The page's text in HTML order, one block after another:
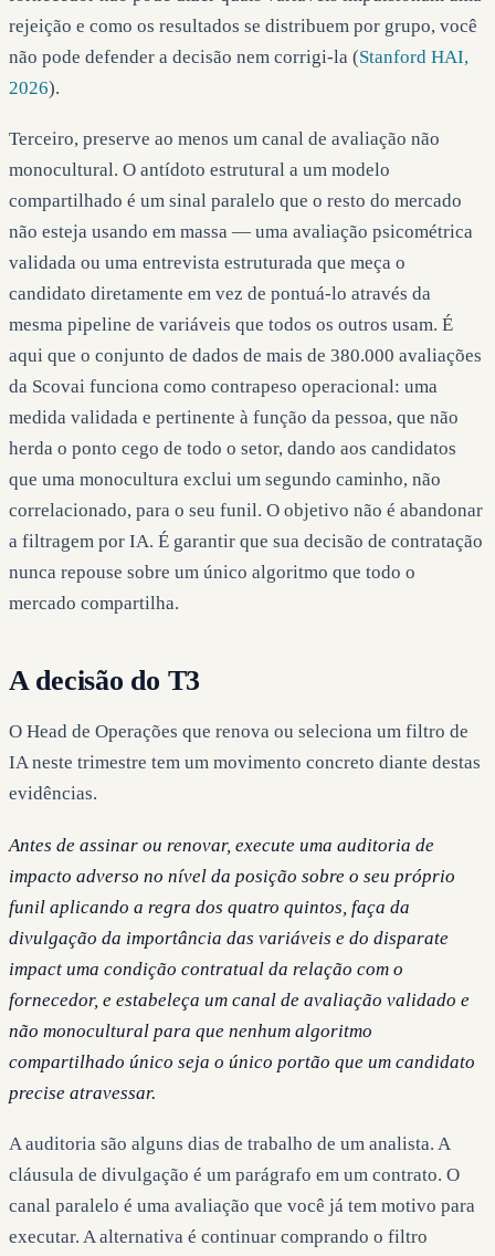
rejeição e como os resultados se distribuem por grupo, você
não pode defender a decisão nem corrigi-la (Stanford HAI,
2026).
Terceiro, preserve ao menos um canal de avaliação não
monocultural. O antídoto estrutural a um modelo
compartilhado é um sinal paralelo que o resto do mercado
não esteja usando em massa — uma avaliação psicométrica
validada ou uma entrevista estruturada que meça o
candidato diretamente em vez de pontuá-lo através da
mesma pipeline de variáveis que todos os outros usam. É
aqui que o conjunto de dados de mais de 380.000 avaliações
da Scovai funciona como contrapeso operacional: uma
medida validada e pertinente à função da pessoa, que não
herda o ponto cego de todo o setor, dando aos candidatos
que uma monocultura exclui um segundo caminho, não
correlacionado, para o seu funil. O objetivo não é abandonar
a filtragem por IA. É garantir que sua decisão de contratação
nunca repouse sobre um único algoritmo que todo o
mercado compartilha.
A decisão do T3
O Head de Operações que renova ou seleciona um filtro de
IA neste trimestre tem um movimento concreto diante destas
evidências.
Antes de assinar ou renovar, execute uma auditoria de
impacto adverso no nível da posição sobre o seu próprio
funil aplicando a regra dos quatro quintos, faça da
divulgação da importância das variáveis e do disparate
impact uma condição contratual da relação com o
fornecedor, e estabeleça um canal de avaliação validado e
não monocultural para que nenhum algoritmo
compartilhado único seja o único portão que um candidato
precise atravessar.
A auditoria são alguns dias de trabalho de um analista. A
cláusula de divulgação é um parágrafo em um contrato. O
canal paralelo é uma avaliação que você já tem motivo para
executar. A alternativa é continuar comprando o filtro